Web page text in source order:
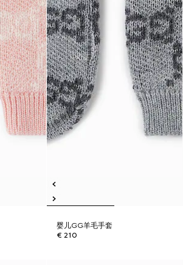
婴儿GG羊毛手套
€ 210